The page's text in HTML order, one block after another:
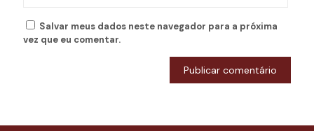
Salvar meus dados neste navegador para a próxima
vez que eu comentar.